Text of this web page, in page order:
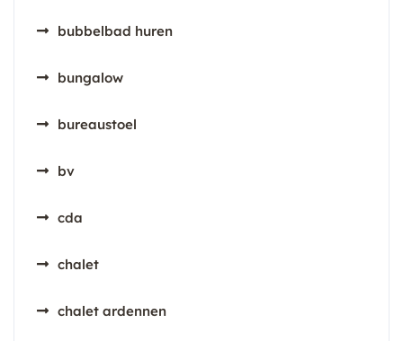
bubbelbad huren
bungalow
bureaustoel
bv
cda
chalet
chalet ardennen